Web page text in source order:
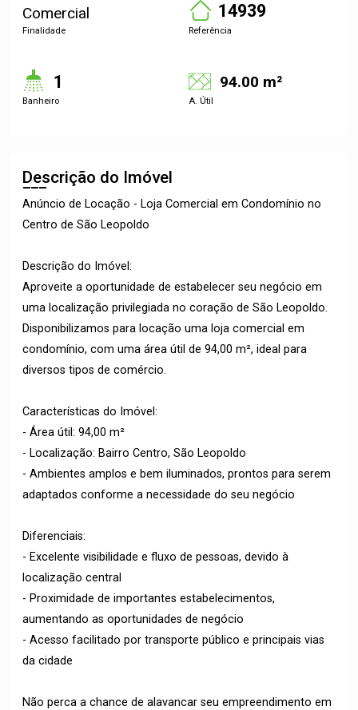
Comercial
Finalidade
14939
Referência
1
Banheiro
94.00 m²
A. Útil
Descrição do Imóvel
Anúncio de Locação - Loja Comercial em Condomínio no
Centro de São Leopoldo
Descrição do Imóvel:
Aproveite a oportunidade de estabelecer seu negócio em
uma localização privilegiada no coração de São Leopoldo.
Disponibilizamos para locação uma loja comercial em
condomínio, com uma área útil de 94,00 m², ideal para
diversos tipos de comércio.
Características do Imóvel:
- Área útil: 94,00 m²
- Localização: Bairro Centro, São Leopoldo
- Ambientes amplos e bem iluminados, prontos para serem
adaptados conforme a necessidade do seu negócio
Diferenciais:
- Excelente visibilidade e fluxo de pessoas, devido à
localização central
- Proximidade de importantes estabelecimentos,
aumentando as oportunidades de negócio
- Acesso facilitado por transporte público e principais vias
da cidade
Não perca a chance de alavancar seu empreendimento em